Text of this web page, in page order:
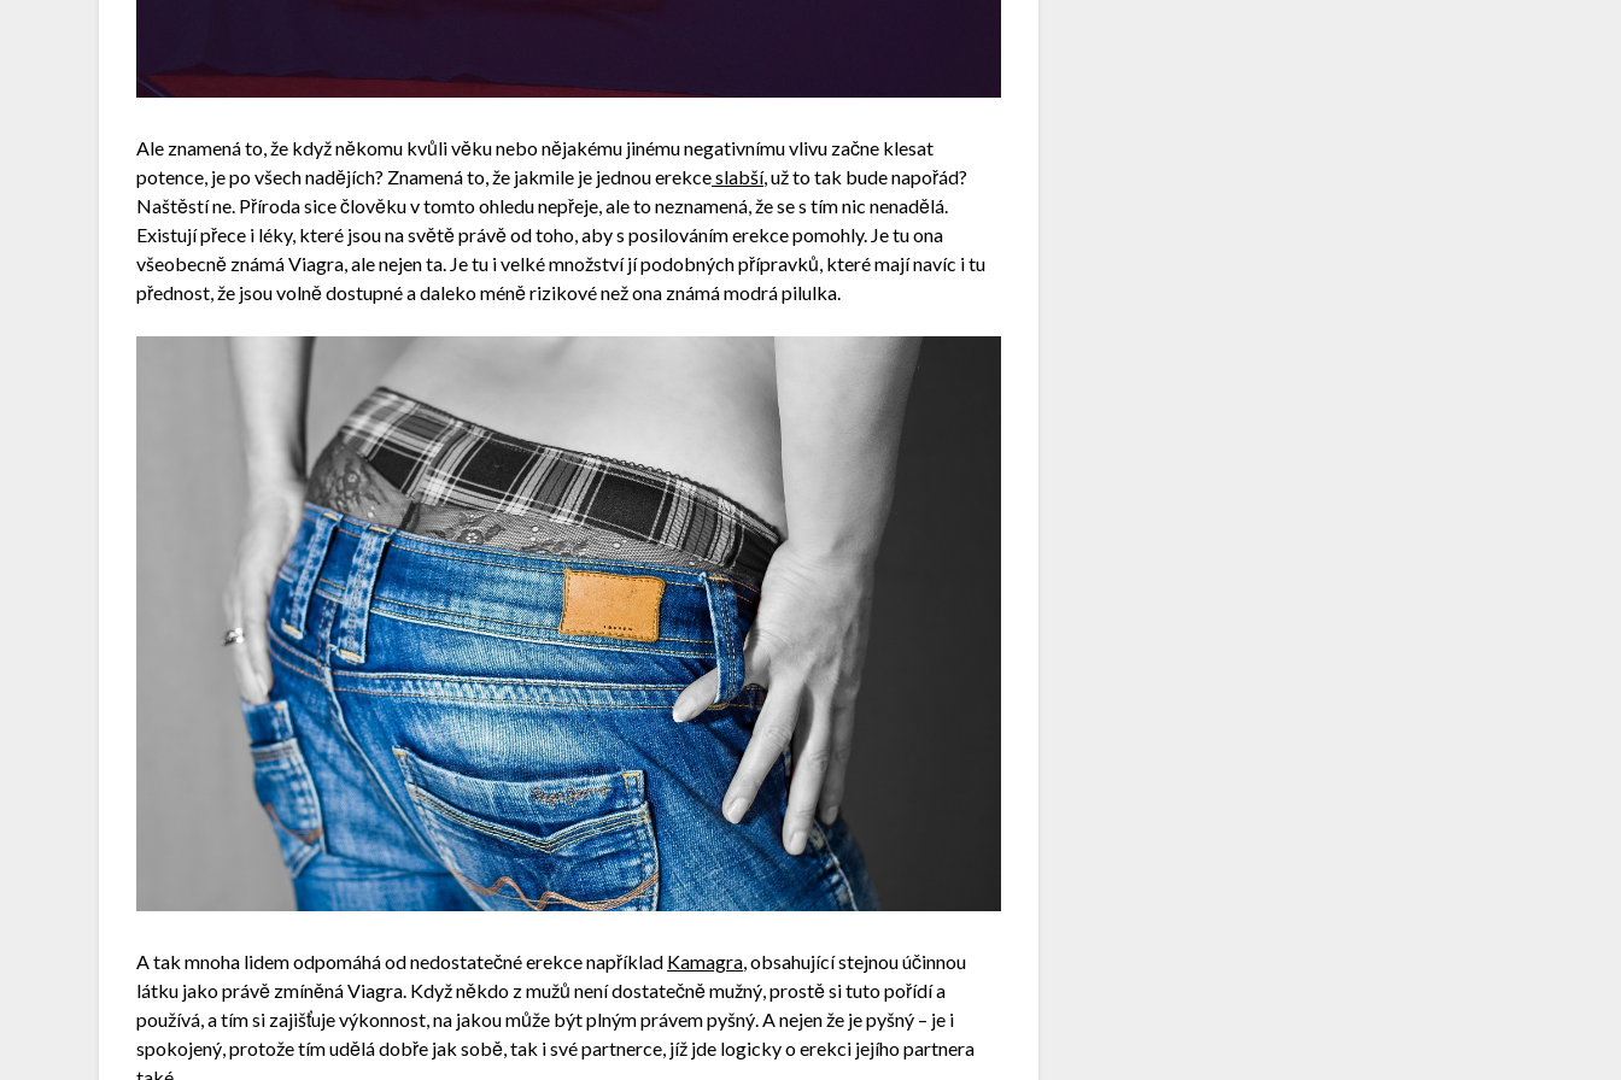
Ale znamená to, že když někomu kvůli věku nebo nějakému jinému negativnímu vlivu začne klesat
potence, je po všech nadějích? Znamená to, že jakmile je jednou erekceslabší, už to tak bude napořád?
Naštěstí ne. Příroda sice člověku v tomto ohledu nepřeje, ale to neznamená, že se s tím nic nenadělá.
Existují přece i léky, které jsou na světě právě od toho, aby s posilováním erekce pomohly. Je tu ona
všeobecně známá Viagra, ale nejen ta. Je tu i velké množství jí podobných přípravků, které mají navíc i tu
přednost, že jsou volně dostupné a daleko méně rizikové než ona známá modrá pilulka.
A tak mnoha lidem odpomáhá od nedostatečné erekce například Kamagra, obsahující stejnou účinnou
látku jako právě zmíněná Viagra. Když někdo z mužů není dostatečně mužný, prostě si tuto pořídí a
používá, a tím si zajišťuje výkonnost, na jakou může být plným právem pyšný. A nejen že je pyšný – je i
spokojený, protože tím udělá dobře jak sobě, tak i své partnerce, jíž jde logicky o erekci jejího partnera